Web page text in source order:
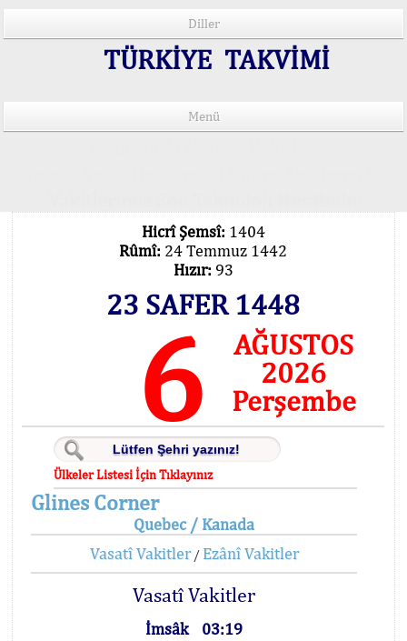
Diller
TÜRKİYE TAKVİMİ
Menü
Hicrî Şemsî: 1404
Rûmî: 24 Temmuz 1442
Hızır: 93
23 SAFER 1448
6
AĞUSTOS
2026
Perşembe
Ülkeler Listesi İçin Tıklayınız
Glines Corner
Quebec / Kanada
Vasatî Vakitler/ Ezânî Vakitler
Vasatî Vakitler
İmsâk
03:19